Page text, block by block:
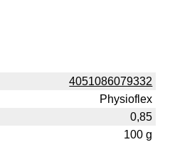
4051086079332
Physioflex
0,85
100 g